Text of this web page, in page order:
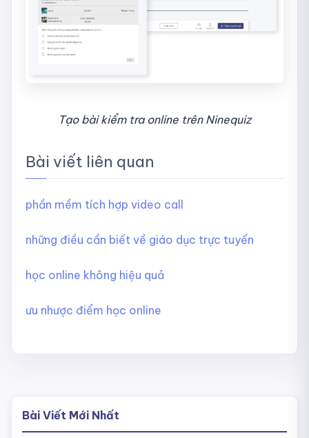
Tạo bài kiểm tra online trên Ninequiz
Bài viết liên quan
phần mềm tích hợp video call
những điều cần biết về giáo dục trực tuyến
học online không hiệu quả
ưu nhược điểm học online
Bài Viết Mới Nhất